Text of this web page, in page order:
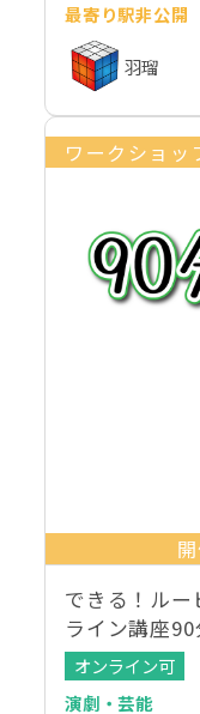
最寄り駅非公開
羽瑠
ワークショッ
できる！ル
ライン講座
オンライン可
演劇・芸能